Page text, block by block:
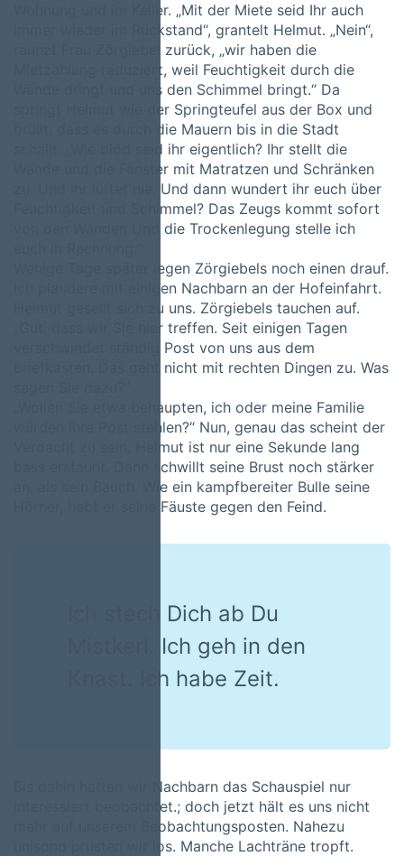
Wohnung und im Keller. „Mit der Miete seid Ihr auch
immer wieder im Rückstand“, grantelt Helmut. „Nein“,
raunzt Frau Zörgiebel zurück, „wir haben die
Mietzahlung reduziert, weil Feuchtigkeit durch die
Wände dringt und uns den Schimmel bringt.“ Da
springt Helmut wie der Springteufel aus der Box und
brüllt, dass es durch die Mauern bis in die Stadt
schallt. „Wie blöd seid ihr eigentlich? Ihr stellt die
Wände und die Fenster mit Matratzen und Schränken
zu. Und ihr lüftet nie. Und dann wundert ihr euch über
Feuchtigkeit und Schimmel? Das Zeugs kommt sofort
von den Wänden Und die Trockenlegung stelle ich
Wenige Tage später legen Zörgiebels noch einen drauf.
Ich plaudere mit einigen Nachbarn an der Hofeinfahrt.
Helmut gesellt sich zu uns. Zörgiebels tauchen auf.
„Gut, dass wir Sie hier treffen. Seit einigen Tagen
verschwindet ständig Post von uns aus dem
Briefkasten. Das geht nicht mit rechten Dingen zu. Was
„Wollen Sie etwa behaupten, ich oder meine Familie
würden Ihre Post stehlen?“ Nun, genau das scheint der
Verdacht zu sein. Helmut ist nur eine Sekunde lang
bass erstaunt. Dann schwillt seine Brust noch stärker
an, als sein Bauch. Wie ein kampfbereiter Bulle seine
Hörner, hebt er seine Fäuste gegen den Feind.
Ich stech Dich ab Du
Mistkerl. Ich geh in den
Knast. Ich habe Zeit.
Bis dahin hatten wir Nachbarn das Schauspiel nur
interessiert beobachtet.; doch jetzt hält es uns nicht
mehr auf unserem Beobachtungsposten. Nahezu
unisono prusten wir los. Manche Lachträne tropft.